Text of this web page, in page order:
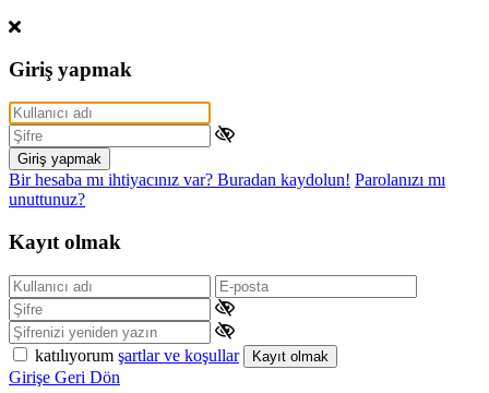
Giriş yapmak
Giriş yapmak
Bir hesaba mı ihtiyacınız var? Buradan kaydolun! Parolanızı mı
unuttunuz?
Kayıt olmak
katılıyorum şartlar ve koşullar Kayıt olmak
Girişe Geri Dön